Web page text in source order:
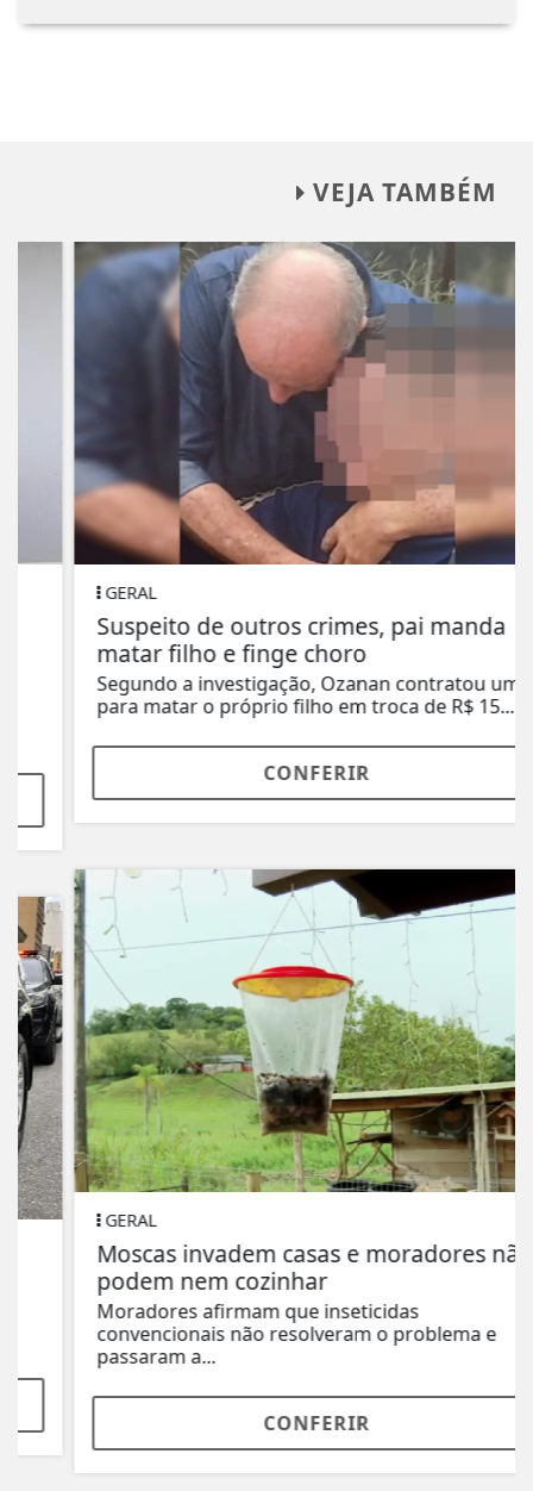
VEJA TAMBÉM
GERAL
Suspeito de outros crimes, pai manda
matar filho e finge choro
Segundo a investigação, Ozanan contratou um
para matar o próprio filho em troca de R$ 15...
CONFERIR
GERAL
Moscas invadem casas e moradores não
podem nem cozinhar
Moradores afirmam que inseticidas
convencionais não resolveram o problema e
passaram a...
CONFERIR